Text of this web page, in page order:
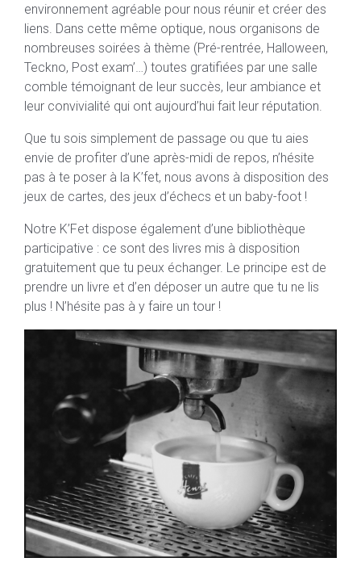
environnement agréable pour nous réunir et créer des
liens. Dans cette même optique, nous organisons de
nombreuses soirées à thème (Pré-rentrée, Halloween,
Teckno, Post exam’…) toutes gratifiées par une salle
comble témoignant de leur succès, leur ambiance et
leur convivialité qui ont aujourd’hui fait leur réputation.
Que tu sois simplement de passage ou que tu aies
envie de profiter d’une après-midi de repos, n’hésite
pas à te poser à la K’fet, nous avons à disposition des
jeux de cartes, des jeux d’échecs et un baby-foot !
Notre K’Fet dispose également d’une bibliothèque
participative : ce sont des livres mis à disposition
gratuitement que tu peux échanger. Le principe est de
prendre un livre et d’en déposer un autre que tu ne lis
plus ! N’hésite pas à y faire un tour !